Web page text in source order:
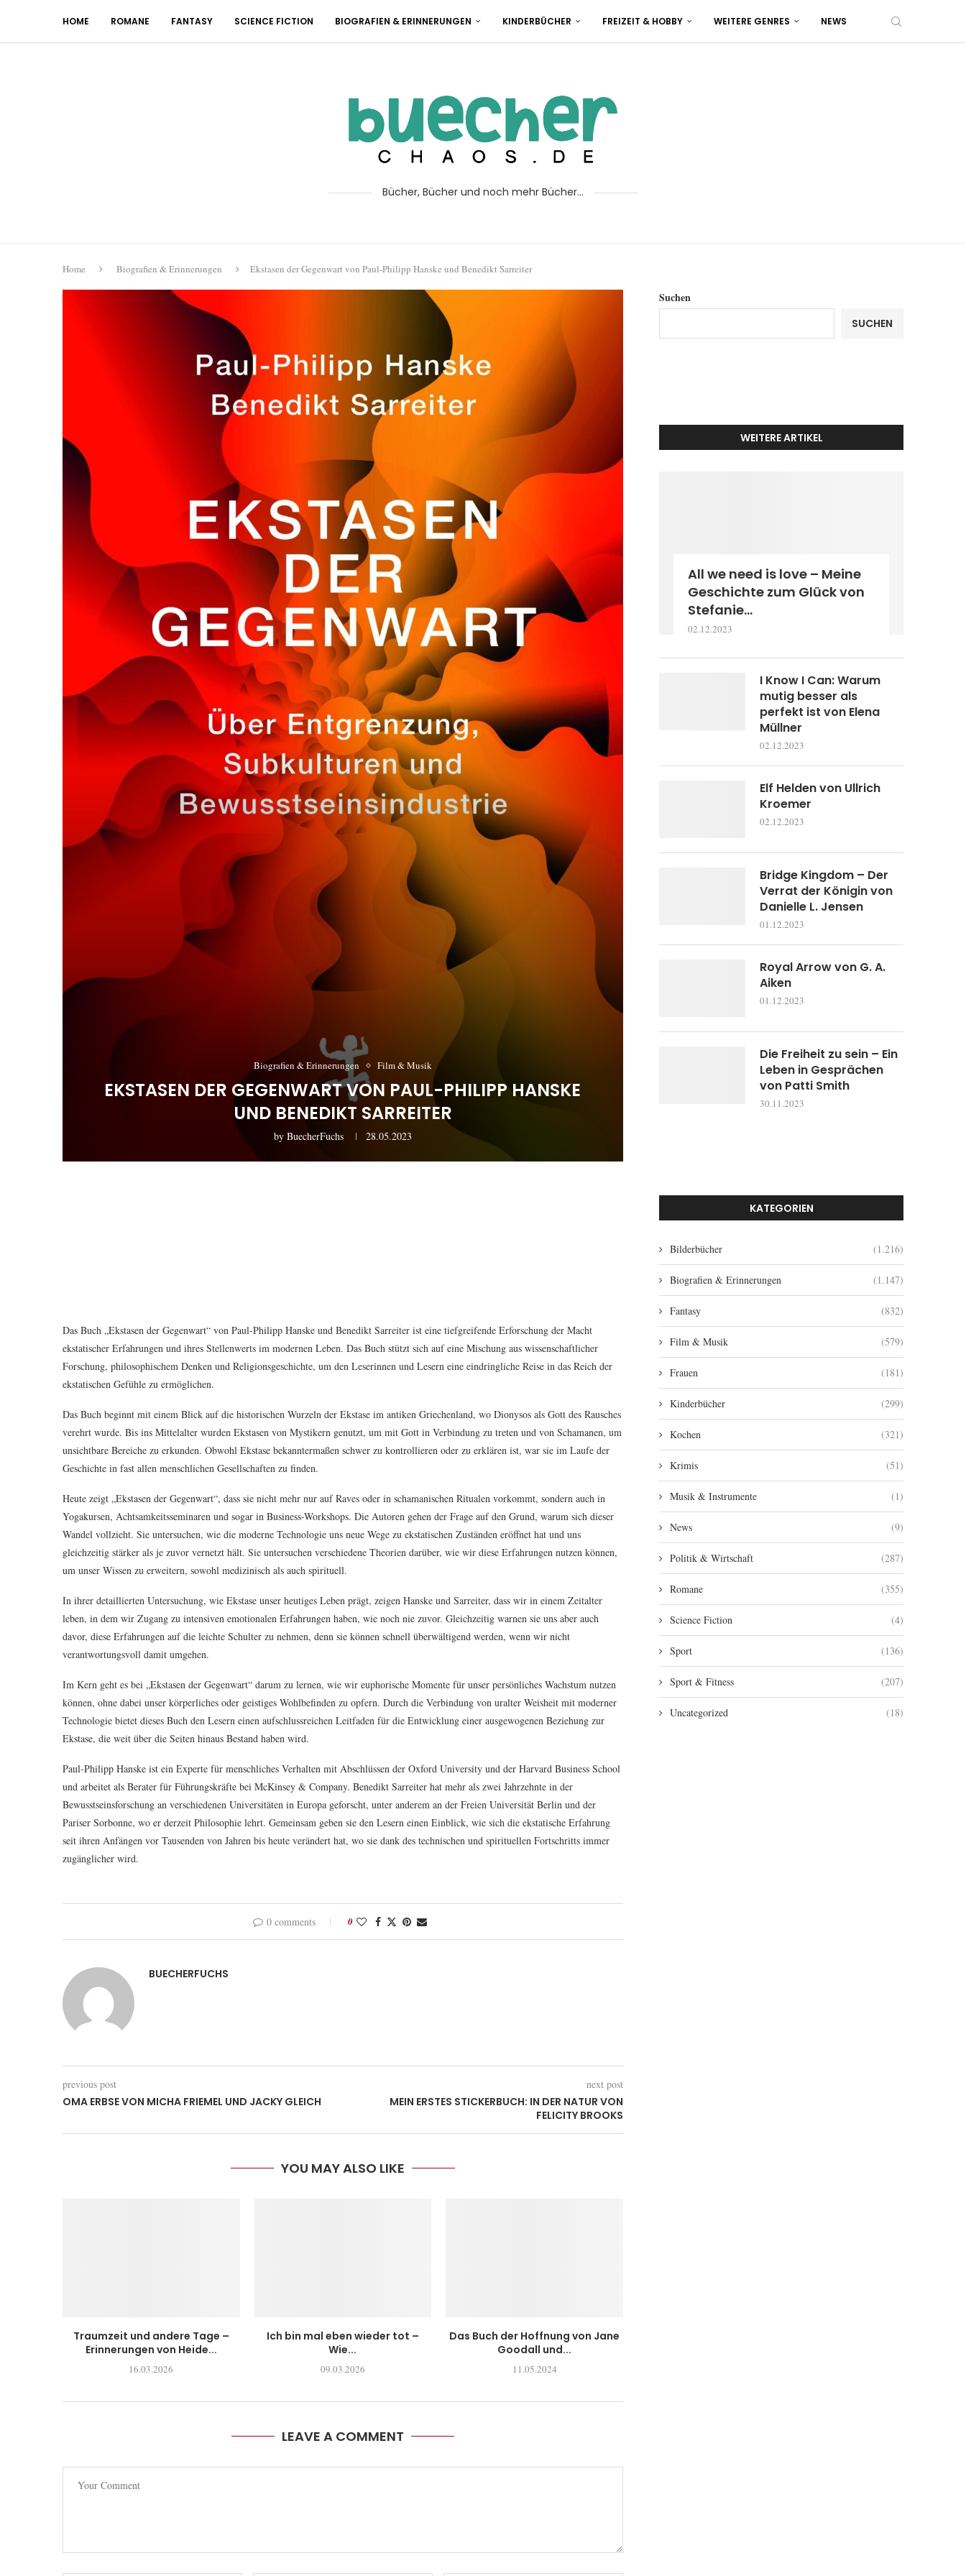
HOME ROMANE FANTASY SCIENCE FICTION BIOGRAFIEN & ERINNERUNGEN KINDERBÜCHER FREIZEIT & HOBBY WEITERE GENRES NEWS
Bücher, Bücher und noch mehr Bücher...
Home Biografien & Erinnerungen Ekstasen der Gegenwart von Paul-Philipp Hanske und Benedikt Sarreiter
Biografien & Erinnerungen Film & Musik
EKSTASEN DER GEGENWART VON PAUL-PHILIPP HANSKE
UND BENEDIKT SARREITER
by BuecherFuchs 28.05.2023
Das Buch „Ekstasen der Gegenwart“ von Paul-Philipp Hanske und Benedikt Sarreiter ist eine tiefgreifende Erforschung der Macht
ekstatischer Erfahrungen und ihres Stellenwerts im modernen Leben. Das Buch stützt sich auf eine Mischung aus wissenschaftlicher
Forschung, philosophischem Denken und Religionsgeschichte, um den Leserinnen und Lesern eine eindringliche Reise in das Reich der
ekstatischen Gefühle zu ermöglichen.
Das Buch beginnt mit einem Blick auf die historischen Wurzeln der Ekstase im antiken Griechenland, wo Dionysos als Gott des Rausches
verehrt wurde. Bis ins Mittelalter wurden Ekstasen von Mystikern genutzt, um mit Gott in Verbindung zu treten und von Schamanen, um
unsichtbare Bereiche zu erkunden. Obwohl Ekstase bekanntermaßen schwer zu kontrollieren oder zu erklären ist, war sie im Laufe der
Geschichte in fast allen menschlichen Gesellschaften zu finden.
Heute zeigt „Ekstasen der Gegenwart“, dass sie nicht mehr nur auf Raves oder in schamanischen Ritualen vorkommt, sondern auch in
Yogakursen, Achtsamkeitsseminaren und sogar in Business-Workshops. Die Autoren gehen der Frage auf den Grund, warum sich dieser
Wandel vollzieht. Sie untersuchen, wie die moderne Technologie uns neue Wege zu ekstatischen Zuständen eröffnet hat und uns
gleichzeitig stärker als je zuvor vernetzt hält. Sie untersuchen verschiedene Theorien darüber, wie wir diese Erfahrungen nutzen können,
um unser Wissen zu erweitern, sowohl medizinisch als auch spirituell.
In ihrer detaillierten Untersuchung, wie Ekstase unser heutiges Leben prägt, zeigen Hanske und Sarreiter, dass wir in einem Zeitalter
leben, in dem wir Zugang zu intensiven emotionalen Erfahrungen haben, wie noch nie zuvor. Gleichzeitig warnen sie uns aber auch
davor, diese Erfahrungen auf die leichte Schulter zu nehmen, denn sie können schnell überwältigend werden, wenn wir nicht
verantwortungsvoll damit umgehen.
Im Kern geht es bei „Ekstasen der Gegenwart“ darum zu lernen, wie wir euphorische Momente für unser persönliches Wachstum nutzen
können, ohne dabei unser körperliches oder geistiges Wohlbefinden zu opfern. Durch die Verbindung von uralter Weisheit mit moderner
Technologie bietet dieses Buch den Lesern einen aufschlussreichen Leitfaden für die Entwicklung einer ausgewogenen Beziehung zur
Ekstase, die weit über die Seiten hinaus Bestand haben wird.
Paul-Philipp Hanske ist ein Experte für menschliches Verhalten mit Abschlüssen der Oxford University und der Harvard Business School
und arbeitet als Berater für Führungskräfte bei McKinsey & Company. Benedikt Sarreiter hat mehr als zwei Jahrzehnte in der
Bewusstseinsforschung an verschiedenen Universitäten in Europa geforscht, unter anderem an der Freien Universität Berlin und der
Pariser Sorbonne, wo er derzeit Philosophie lehrt. Gemeinsam geben sie den Lesern einen Einblick, wie sich die ekstatische Erfahrung
seit ihren Anfängen vor Tausenden von Jahren bis heute verändert hat, wo sie dank des technischen und spirituellen Fortschritts immer
zugänglicher wird.
0 comments 0
BUECHERFUCHS
previous post
OMA ERBSE VON MICHA FRIEMEL UND JACKY GLEICH
next post
MEIN ERSTES STICKERBUCH: IN DER NATUR VON
FELICITY BROOKS
YOU MAY ALSO LIKE
Traumzeit und andere Tage –
Erinnerungen von Heide...
16.03.2026
Ich bin mal eben wieder tot –
Wie...
09.03.2026
Das Buch der Hoffnung von Jane
Goodall und...
11.05.2024
LEAVE A COMMENT
Suchen
SUCHEN
WEITERE ARTIKEL
All we need is love – Meine
Geschichte zum Glück von
Stefanie...
02.12.2023
I Know I Can: Warum
mutig besser als
perfekt ist von Elena
Müllner
02.12.2023
Elf Helden von Ullrich
Kroemer
02.12.2023
Bridge Kingdom – Der
Verrat der Königin von
Danielle L. Jensen
01.12.2023
Royal Arrow von G. A.
Aiken
01.12.2023
Die Freiheit zu sein – Ein
Leben in Gesprächen
von Patti Smith
30.11.2023
KATEGORIEN
Bilderbücher (1.216)
Biografien & Erinnerungen (1.147)
Fantasy (832)
Film & Musik (579)
Frauen (181)
Kinderbücher (299)
Kochen (321)
Krimis (51)
Musik & Instrumente (1)
News (9)
Politik & Wirtschaft (287)
Romane (355)
Science Fiction (4)
Sport (136)
Sport & Fitness (207)
Uncategorized (18)